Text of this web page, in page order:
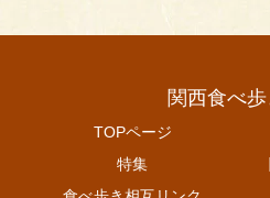
関西食べ
TOPページ
特集